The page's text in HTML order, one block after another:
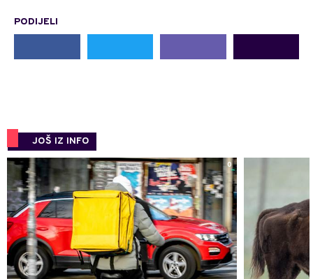
PODIJELI
JOŠ IZ INFO
0